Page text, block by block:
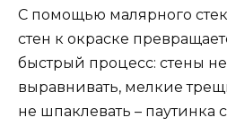
С помощью малярного
стен к окраске
быстрый процесс: стены
выравнивать, мелкие
не шпаклевать – паутинка